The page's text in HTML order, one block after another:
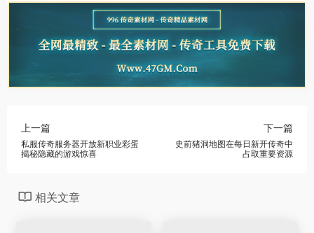
上一篇
私服传奇服务器开放新职业彩蛋
揭秘隐藏的游戏惊喜
下一篇
史前猪洞地图在每日新开传奇中
占取重要资源
相关文章